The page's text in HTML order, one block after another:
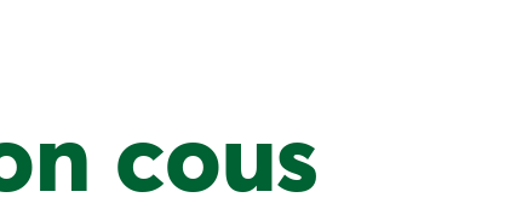
cous